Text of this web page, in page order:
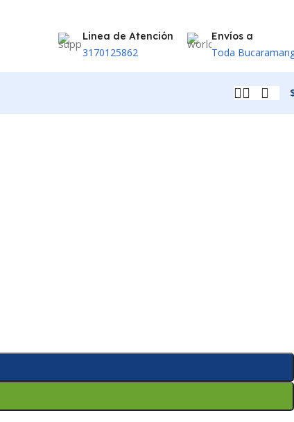
Linea de Atención
3170125862
Envíos a
Toda